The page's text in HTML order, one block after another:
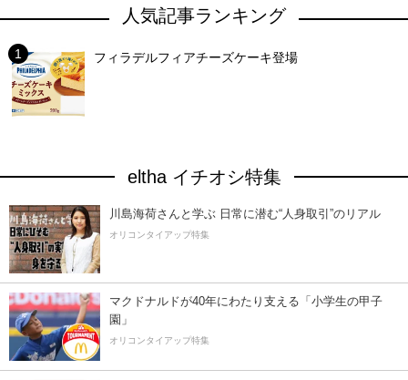
人気記事ランキング
フィラデルフィアチーズケーキ登場
eltha イチオシ特集
川島海荷さんと学ぶ 日常に潜む“人身取引”のリアル
オリコンタイアップ特集
マクドナルドが40年にわたり支える「小学生の甲子
園」
オリコンタイアップ特集